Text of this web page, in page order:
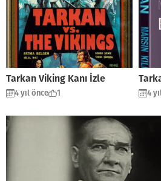
Tarkan Viking Kanı İzle
4 yıl önce 1 4